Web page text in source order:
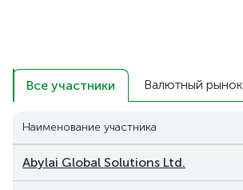
Все участники Валютный рынок
Наименование участника
Abylai Global Solutions Ltd.